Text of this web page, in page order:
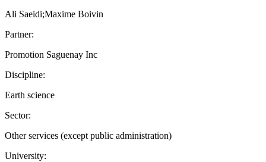
Ali Saeidi;Maxime Boivin
Partner:
Promotion Saguenay Inc
Discipline:
Earth science
Sector:
Other services (except public administration)
University: